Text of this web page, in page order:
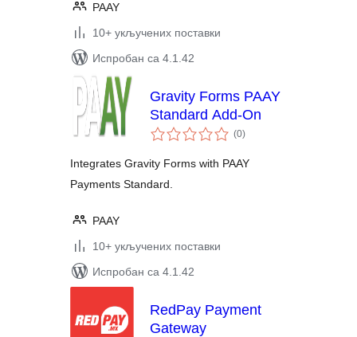
PAAY
10+ укључених поставки
Испробан са 4.1.42
Gravity Forms PAAY
Standard Add-On
(0укупних
оцена
)
Integrates Gravity Forms with PAAY
Payments Standard.
PAAY
10+ укључених поставки
Испробан са 4.1.42
RedPay Payment
Gateway